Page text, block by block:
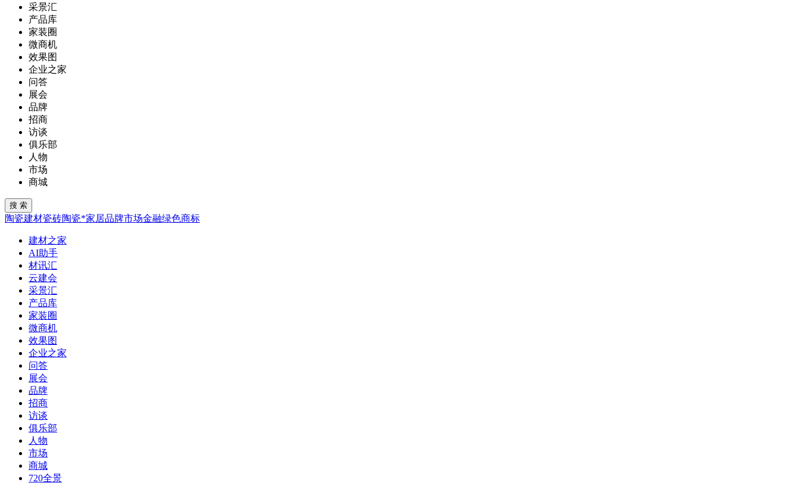
采景汇
产品库
家装圈
微商机
效果图
企业之家
问答
展会
品牌
招商
访谈
俱乐部
人物
市场
商城
陶瓷建材瓷砖陶瓷*家居品牌市场金融绿色商标
建材之家
AI助手
材讯汇
云建会
采景汇
产品库
家装圈
微商机
效果图
企业之家
问答
展会
品牌
招商
访谈
俱乐部
人物
市场
商城
720全景